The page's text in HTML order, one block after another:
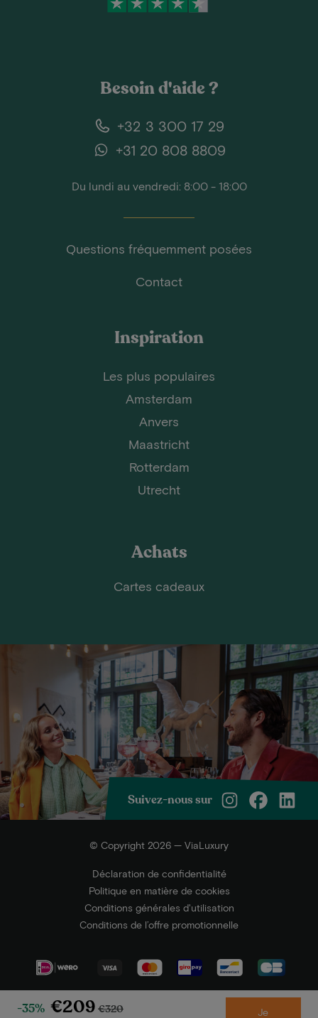
-35% €209 €320 Je
Besoin d'aide ?
+32 3 300 17 29
+31 20 808 8809
Du lundi au vendredi: 8:00 - 18:00
Questions fréquemment posées
Contact
Inspiration
Les plus populaires
Amsterdam
Anvers
Maastricht
Rotterdam
Utrecht
Achats
Cartes cadeaux
Suivez-nous sur
© Copyright 2026 — ViaLuxury
Déclaration de confidentialité
Politique en matière de cookies
Conditions générales d'utilisation
Conditions de l’offre promotionnelle